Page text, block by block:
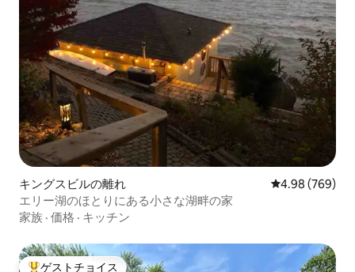
キングスビルの離れ レビュー769
4.98 (769)
エリー湖のほとりにある小さな湖畔の家
家族 · 価格 · キッチン
ゲストチョイス